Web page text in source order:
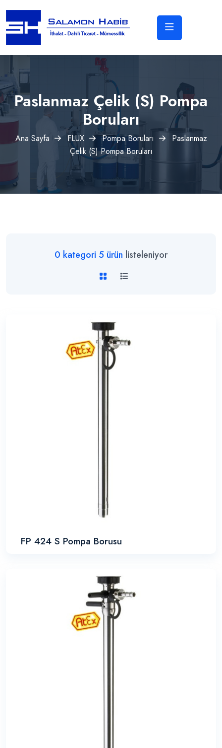
Paslanmaz Çelik (S) Pompa
Boruları
Ana Sayfa FLUX Pompa Boruları
Paslanmaz
Çelik (S) Pompa Boruları
0 kategori 5 ürün listeleniyor
FP 424 S Pompa Borusu